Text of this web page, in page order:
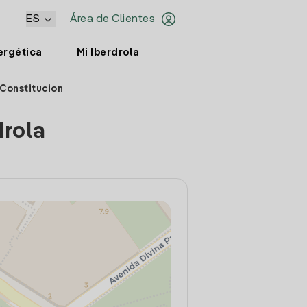
Área de Clientes
ES
Mi Iberdrola